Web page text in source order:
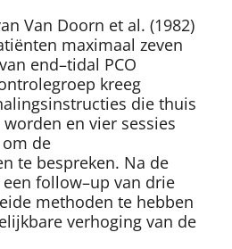
Van Doorn et al. (1982)
maximaal zeven
end–tidal PCO
kreeg
die thuis
en vier sessies
de
te bespreken. Na de
follow–up van drie
methoden te hebben
verhoging van de